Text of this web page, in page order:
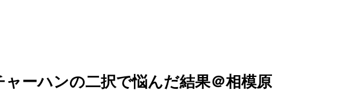
ャーハンの二択で悩んだ結果＠相模原